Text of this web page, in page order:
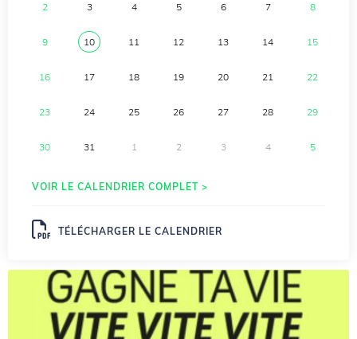
2 3 4 5 6 7 8
9 10 11 12 13 14 15
16 17 18 19 20 21 22
23 24 25 26 27 28 29
30 31 1 2 3 4 5
VOIR LE CALENDRIER COMPLET >
TÉLÉCHARGER LE CALENDRIER